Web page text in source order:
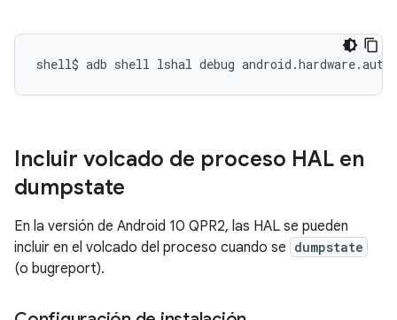
shell$ adb shell lshal debug android .hardware.
Incluir volcado de proceso HAL en
dumpstate
En la versión de Android 10 QPR2, las HAL se pueden
incluir en el volcado del proceso cuando se dumpstate
(o bugreport).